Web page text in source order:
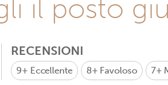
il posto
RECENSIONI
9+ Eccellente 8+ Favoloso 7+